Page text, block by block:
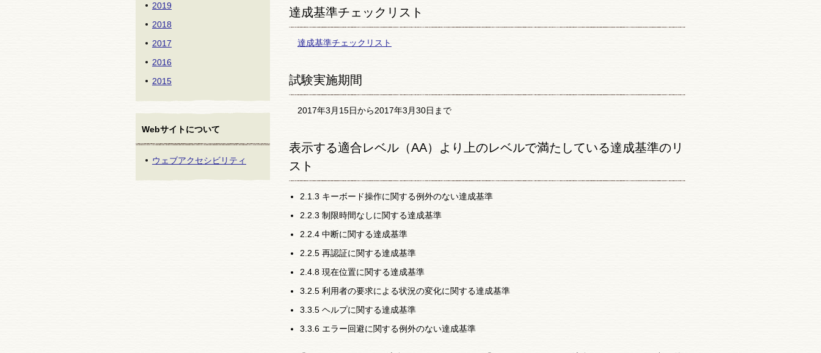
達成基準チェックリスト
達成基準チェックリスト
試験実施期間
2017年3月15日から2017年3月30日まで
表示する適合レベル（AA）より上のレベルで満たしている達成基準のリ
スト
2.1.3 キーボード操作に関する例外のない達成基準
2.2.3 制限時間なしに関する達成基準
2.2.4 中断に関する達成基準
2.2.5 再認証に関する達成基準
2.4.8 現在位置に関する達成基準
3.2.5 利用者の要求による状況の変化に関する達成基準
3.3.5 ヘルプに関する達成基準
3.3.6 エラー回避に関する例外のない達成基準
2019
2018
2017
2016
2015
Webサイトについて
ウェブアクセシビリティ